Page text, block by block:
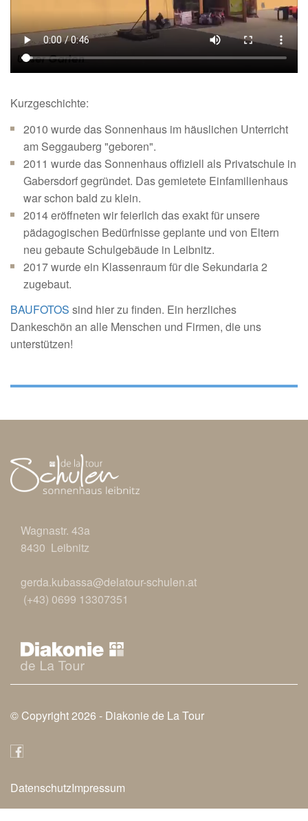
Kurzgeschichte:
2010 wurde das Sonnenhaus im häuslichen Unterricht
am Seggauberg "geboren".
2011 wurde das Sonnenhaus offiziell als Privatschule in
Gabersdorf gegründet. Das gemietete Einfamilienhaus
war schon bald zu klein.
2014 eröffneten wir feierlich das exakt für unsere
pädagogischen Bedürfnisse geplante und von Eltern
neu gebaute Schulgebäude in Leibnitz.
2017 wurde ein Klassenraum für die Sekundaria 2
zugebaut.
BAUFOTOS sind hier zu finden. Ein herzliches
Dankeschön an alle Menschen und Firmen, die uns
unterstützen!
Wagnastr. 43a
8430 Leibnitz
gerda.kubassa@delatour-schulen.at
(+43) 0699 13307351
© Copyright 2026 - Diakonie de La Tour
Fußbereich
DatenschutzImpressum